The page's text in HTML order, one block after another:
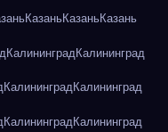
КазаньКазаньКазань
КалининградКалининград
КалининградКалининград
КалининградКалининград